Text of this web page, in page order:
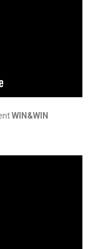
WIN&WIN